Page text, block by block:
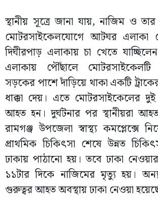
স্থানীয় সূত্রে জানা যায়, নাজিম ও
মোটরসাইকেলযোগে আটঘর এলাকা
দিঘীরপাড় এলাকায় চা খেতে
এলাকায় পৌঁছালে মোটরসাইকেলটি
সড়কের পাশে দাঁড়িয়ে থাকা একটি
ধাক্কা দেয়। এতে মোটরসাইকেলের
আহত হন। দুর্ঘটনার পর স্থানীয়রা
রামগঞ্জ উপজেলা স্বাস্থ্য কমপ্লেক্সে
প্রাথমিক চিকিৎসা শেষে উন্নত
ঢাকায় পাঠানো হয়। তবে ঢাকা
১১টার দিকে নাজিমের মৃত্যু হয়।
গুরুত্বর আহত অবস্থায় ঢাকা নেওয়া